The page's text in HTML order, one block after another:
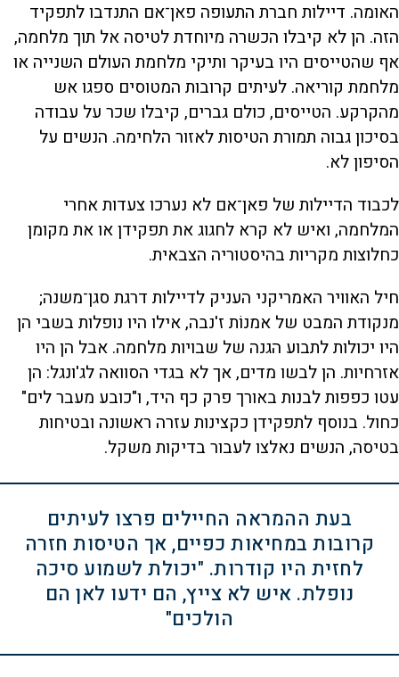
האומה. דיילות חברת התעופה פאן־אם התנדבו לתפקיד
הזה. הן לא קיבלו הכשרה מיוחדת לטיסה אל תוך מלחמה,
אף שהטייסים היו בעיקר ותיקי מלחמת העולם השנייה או
מלחמת קוריאה. לעיתים קרובות המטוסים ספגו אש
מהקרקע. הטייסים, כולם גברים, קיבלו שכר על עבודה
בסיכון גבוה תמורת הטיסות לאזור הלחימה. הנשים על
הסיפון לא.
לכבוד הדיילות של פאן־אם לא נערכו צעדות אחרי
המלחמה, ואיש לא קרא לחגוג את תפקידן או את מקומן
כחלוצות מקריות בהיסטוריה הצבאית.
חיל האוויר האמריקני העניק לדיילות דרגת סגן־משנה;
מנקודת המבט של אמנוֹת ז'נבה, אילו היו נופלות בשבי הן
היו יכולות לתבוע הגנה של שבויות מלחמה. אבל הן היו
אזרחיות. הן לבשו מדים, אך לא בגדי הסוואה לג'ונגל: הן
עטו כפפות לבנות באורך פרק כף היד, ו"כובע מעבר לים"
כחול. בנוסף לתפקידן כקצינות עזרה ראשונה ובטיחות
בטיסה, הנשים נאלצו לעבור בדיקות משקל.
בעת ההמראה החיילים פרצו לעיתים
קרובות במחיאות כפיים, אך הטיסות חזרה
לחזית היו קודרות. "יכולת לשמוע סיכה
נופלת. איש לא צייץ, הם ידעו לאן הם
הולכים"